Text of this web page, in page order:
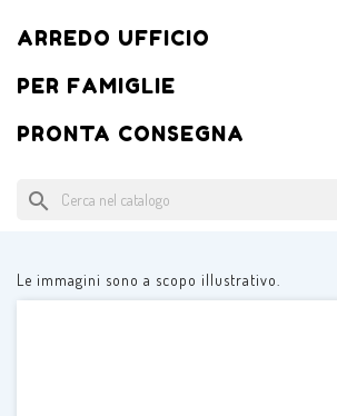
ARREDO UFFICIO
PER FAMIGLIE
PRONTA CONSEGNA
search
Le immagini sono a scopo illustrativo.